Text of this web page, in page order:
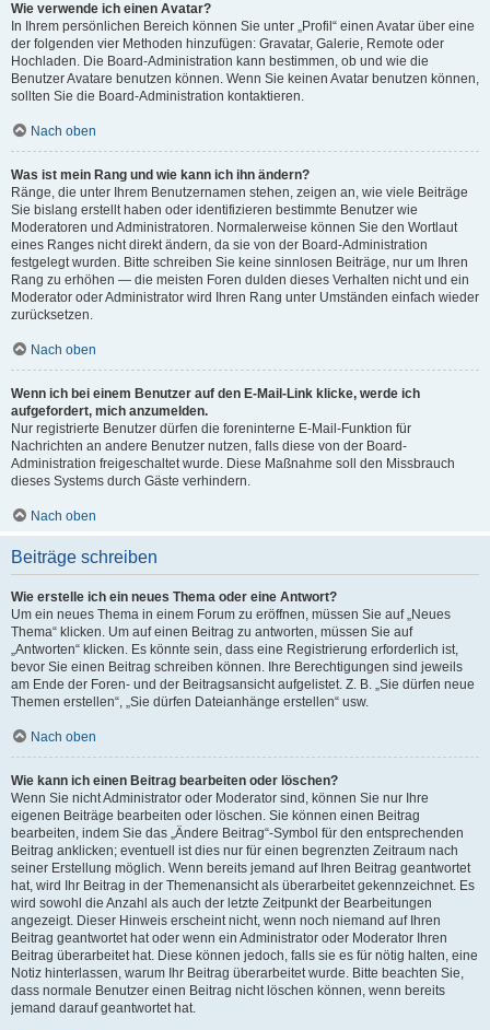
Wie verwende ich einen Avatar?
In Ihrem persönlichen Bereich können Sie unter „Profil“ einen Avatar über eine
der folgenden vier Methoden hinzufügen: Gravatar, Galerie, Remote oder
Hochladen. Die Board-Administration kann bestimmen, ob und wie die
Benutzer Avatare benutzen können. Wenn Sie keinen Avatar benutzen können,
sollten Sie die Board-Administration kontaktieren.
Nach oben
Was ist mein Rang und wie kann ich ihn ändern?
Ränge, die unter Ihrem Benutzernamen stehen, zeigen an, wie viele Beiträge
Sie bislang erstellt haben oder identifizieren bestimmte Benutzer wie
Moderatoren und Administratoren. Normalerweise können Sie den Wortlaut
eines Ranges nicht direkt ändern, da sie von der Board-Administration
festgelegt wurden. Bitte schreiben Sie keine sinnlosen Beiträge, nur um Ihren
Rang zu erhöhen — die meisten Foren dulden dieses Verhalten nicht und ein
Moderator oder Administrator wird Ihren Rang unter Umständen einfach wieder
zurücksetzen.
Nach oben
Wenn ich bei einem Benutzer auf den E-Mail-Link klicke, werde ich
aufgefordert, mich anzumelden.
Nur registrierte Benutzer dürfen die foreninterne E-Mail-Funktion für
Nachrichten an andere Benutzer nutzen, falls diese von der Board-
Administration freigeschaltet wurde. Diese Maßnahme soll den Missbrauch
dieses Systems durch Gäste verhindern.
Nach oben
Beiträge schreiben
Wie erstelle ich ein neues Thema oder eine Antwort?
Um ein neues Thema in einem Forum zu eröffnen, müssen Sie auf „Neues
Thema“ klicken. Um auf einen Beitrag zu antworten, müssen Sie auf
„Antworten“ klicken. Es könnte sein, dass eine Registrierung erforderlich ist,
bevor Sie einen Beitrag schreiben können. Ihre Berechtigungen sind jeweils
am Ende der Foren- und der Beitragsansicht aufgelistet. Z. B. „Sie dürfen neue
Themen erstellen“, „Sie dürfen Dateianhänge erstellen“ usw.
Nach oben
Wie kann ich einen Beitrag bearbeiten oder löschen?
Wenn Sie nicht Administrator oder Moderator sind, können Sie nur Ihre
eigenen Beiträge bearbeiten oder löschen. Sie können einen Beitrag
bearbeiten, indem Sie das „Ändere Beitrag“-Symbol für den entsprechenden
Beitrag anklicken; eventuell ist dies nur für einen begrenzten Zeitraum nach
seiner Erstellung möglich. Wenn bereits jemand auf Ihren Beitrag geantwortet
hat, wird Ihr Beitrag in der Themenansicht als überarbeitet gekennzeichnet. Es
wird sowohl die Anzahl als auch der letzte Zeitpunkt der Bearbeitungen
angezeigt. Dieser Hinweis erscheint nicht, wenn noch niemand auf Ihren
Beitrag geantwortet hat oder wenn ein Administrator oder Moderator Ihren
Beitrag überarbeitet hat. Diese können jedoch, falls sie es für nötig halten, eine
Notiz hinterlassen, warum Ihr Beitrag überarbeitet wurde. Bitte beachten Sie,
dass normale Benutzer einen Beitrag nicht löschen können, wenn bereits
jemand darauf geantwortet hat.